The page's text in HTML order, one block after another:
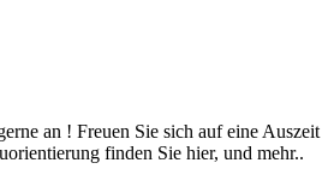
an ! Freuen Sie sich auf eine Auszeit
finden Sie hier, und mehr..